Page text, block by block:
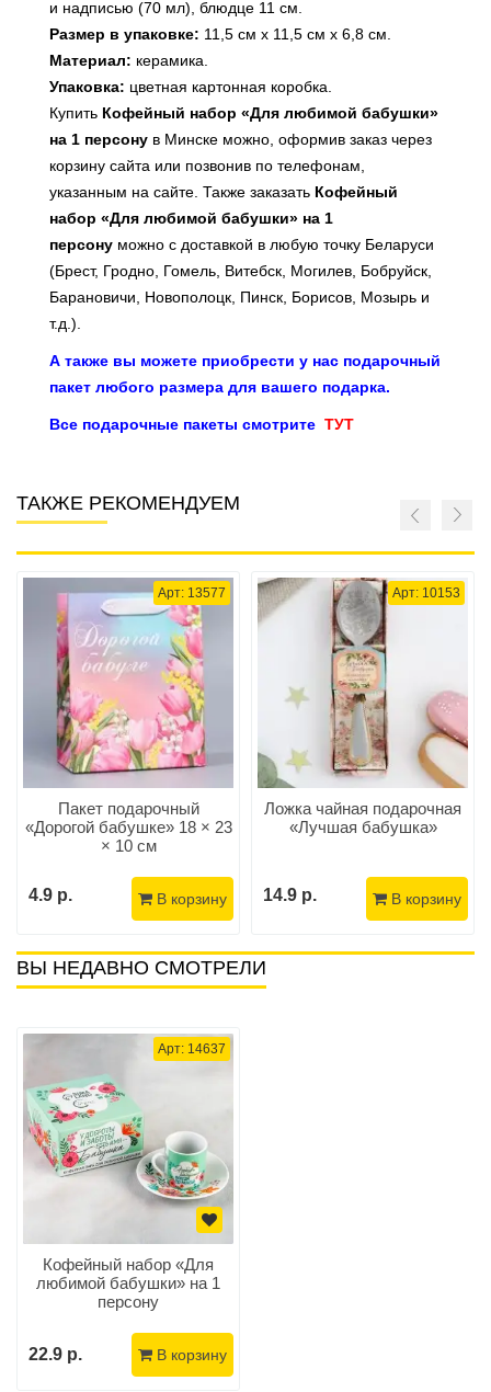
и надписью (70 мл), блюдце 11 см.
Размер в упаковке: 11,5 см х 11,5 см х 6,8 см.
Материал: керамика.
Упаковка: цветная картонная коробка.
Купить Кофейный набор «Для любимой бабушки»
на 1 персону в Минске можно, оформив заказ через
корзину сайта или позвонив по телефонам,
указанным на сайте. Также заказать Кофейный
набор «Для любимой бабушки» на 1
персону можно с доставкой в любую точку Беларуси
(Брест, Гродно, Гомель, Витебск, Могилев, Бобруйск,
Барановичи, Новополоцк, Пинск, Борисов, Мозырь и
т.д.).
А также вы можете приобрести у нас подарочный
пакет любого размера для вашего подарка.
Все подарочные пакеты смотрите ТУТ
ТАКЖЕ РЕКОМЕНДУЕМ
Арт: 13577
Пакет подарочный
«Дорогой бабушке» 18 × 23
× 10 см
4.9 р. В корзину
Арт: 10153
Ложка чайная подарочная
«Лучшая бабушка»
14.9 р. В корзину
ВЫ НЕДАВНО СМОТРЕЛИ
Арт: 14637
Кофейный набор «Для
любимой бабушки» на 1
персону
22.9 р. В корзину